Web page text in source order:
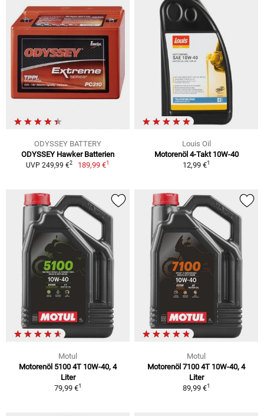
ODYSSEY BATTERY
ODYSSEY Hawker Batterien
UVP 249,99 €2 189,99 €1
Louis Oil
Motorenöl 4-Takt 10W-40
12,99 €1
Motul
Motorenöl 5100 4T 10W-40, 4
Liter
79,99 €1
Motul
Motorenöl 7100 4T 10W-40, 4
Liter
89,99 €1